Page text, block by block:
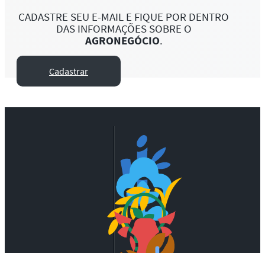
CADASTRE SEU E-MAIL E FIQUE POR DENTRO
DAS INFORMAÇÕES SOBRE O
AGRONEGÓCIO.
Cadastrar